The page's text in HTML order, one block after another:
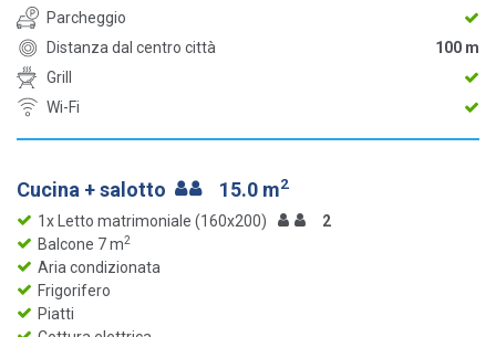
Parcheggio
Distanza dal centro città
100 m
Grill
Wi-Fi
Cucina + salotto 15.0 m2
1x Letto matrimoniale (160x200)
2
Balcone 7 m2
Aria condizionata
Frigorifero
Piatti